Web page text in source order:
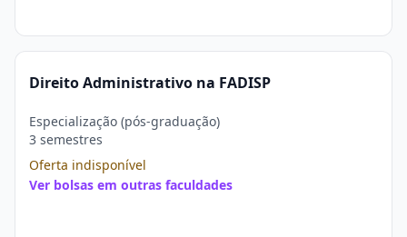
Direito Administrativo na FADISP
Especialização (pós-graduação)
3 semestres
Oferta indisponível
Ver bolsas em outras faculdades